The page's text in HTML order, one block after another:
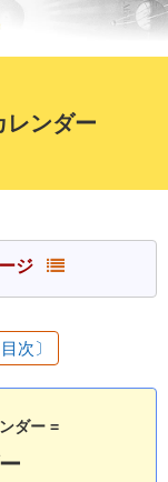
レンダー
ージ
次〕
ダー =